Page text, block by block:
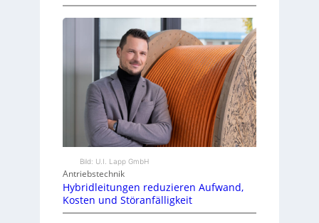
Bild: U.I. Lapp GmbH
Antriebstechnik
Hybridleitungen reduzieren Aufwand,
Kosten und Störanfälligkeit